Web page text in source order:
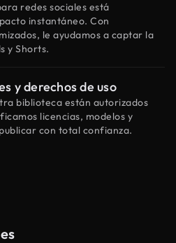
redes sociales está
instantáneo. Con
le ayudamos a captar la
y Shorts.
y derechos de uso
biblioteca están autorizados
licencias, modelos y
con total confianza.